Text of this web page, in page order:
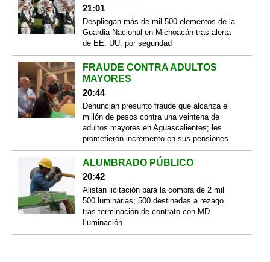
21:01
Despliegan más de mil 500 elementos de la
Guardia Nacional en Michoacán tras alerta
de EE. UU. por seguridad
FRAUDE CONTRA ADULTOS
MAYORES
20:44
Denuncian presunto fraude que alcanza el
millón de pesos contra una veintena de
adultos mayores en Aguascalientes; les
prometieron incremento en sus pensiones
ALUMBRADO PÚBLICO
20:42
Alistan licitación para la compra de 2 mil
500 luminarias; 500 destinadas a rezago
tras terminación de contrato con MD
Iluminación